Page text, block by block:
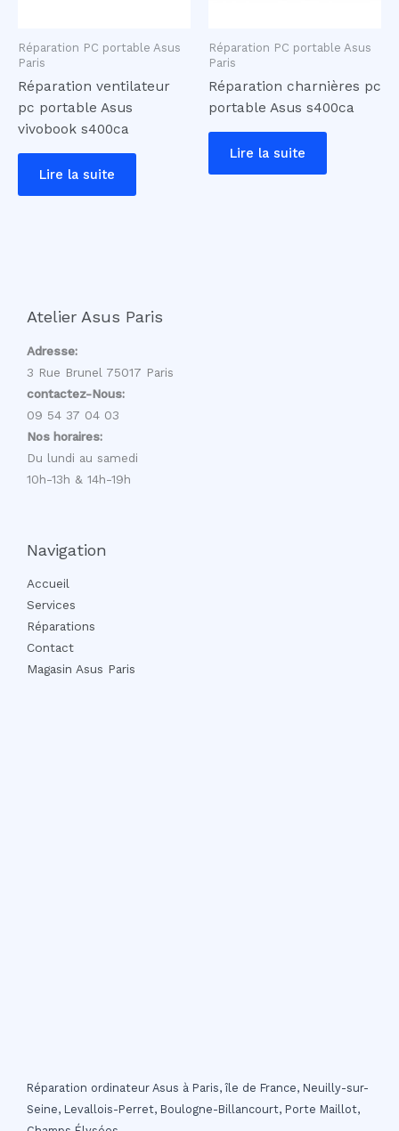
Réparation PC portable Asus
Paris
Réparation ventilateur
pc portable Asus
vivobook s400ca
Lire la suite
Réparation PC portable Asus
Paris
Réparation charnières pc
portable Asus s400ca
Lire la suite
Atelier Asus Paris
Adresse:
3 Rue Brunel 75017 Paris
contactez-Nous:
09 54 37 04 03
Nos horaires:
Du lundi au samedi
10h-13h & 14h-19h
Navigation
Accueil
Services
Réparations
Contact
Magasin Asus Paris
Réparation ordinateur Asus à Paris, île de France, Neuilly-sur-
Seine, Levallois-Perret, Boulogne-Billancourt, Porte Maillot,